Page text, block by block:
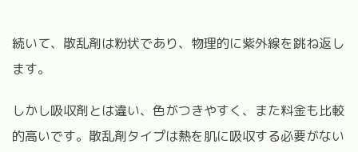
続いて、散乱剤は粉状であり、物理的に紫外線を跳ね返し
ます。
しかし吸収剤とは違い、色がつきやすく、また料金も比較
的高いです。散乱剤タイプは熱を肌に吸収する必要がない